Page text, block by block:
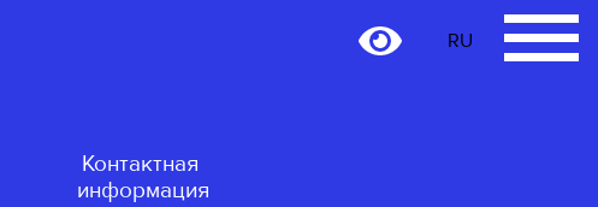
Контактная
информация
RU